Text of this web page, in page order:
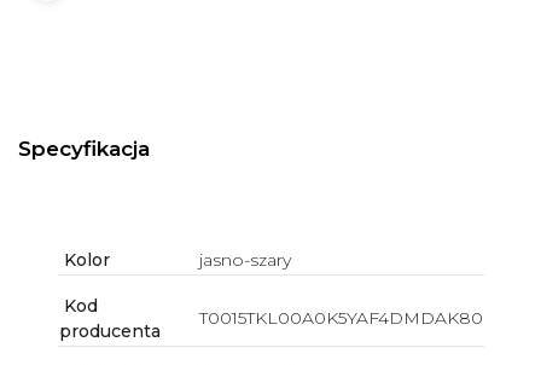
Specyfikacja
Kolor jasno-szary
Kod
producenta
T0015TKL00A0K5YAF4DMDAK80